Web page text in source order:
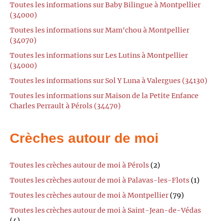
Toutes les informations sur Baby Bilingue à Montpellier
(34000)
Toutes les informations sur Mam'chou à Montpellier
(34070)
Toutes les informations sur Les Lutins à Montpellier
(34000)
Toutes les informations sur Sol Y Luna à Valergues (34130)
Toutes les informations sur Maison de la Petite Enfance
Charles Perrault à Pérols (34470)
Crèches autour de moi
Toutes les crèches autour de moi à Pérols (2)
Toutes les crèches autour de moi à Palavas-les-Flots (1)
Toutes les crèches autour de moi à Montpellier (79)
Toutes les crèches autour de moi à Saint-Jean-de-Védas